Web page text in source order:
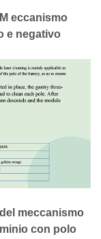
M eccanismo
e negativo
meccanismo
con polo